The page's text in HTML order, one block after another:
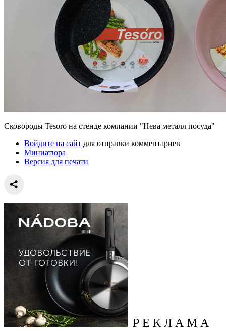
Сковороды Tesoro на стенде компании "Нева металл посуда"
Войдите на сайт для отправки комментариев
Миниатюра
Версия для печати
Р Е К Л А М А